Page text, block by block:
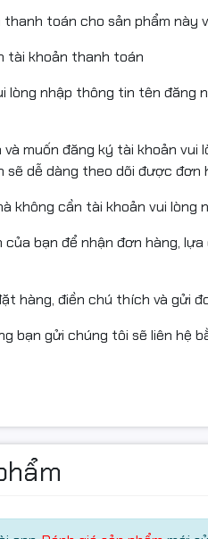
số lượng lớn
thanh toán cho sản phẩm này
tài khoản thanh toán
lòng nhập thông tin tên đăng
muốn đăng ký tài khoản
sẽ dễ dàng theo dõi được đơn
không cần tài khoản vui
bạn để nhận đơn hàng,
hàng, điền chú thích và gửi
bạn gửi chúng tôi sẽ liên hệ